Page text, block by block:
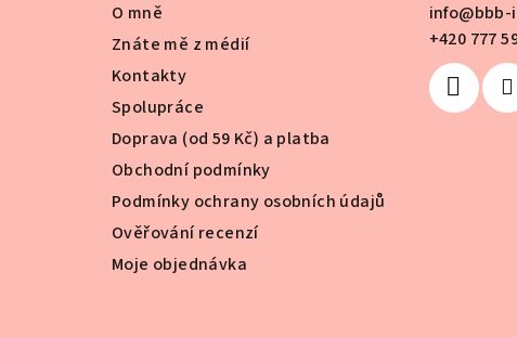
O mně
Znáte mě z médií
Kontakty
Spolupráce
Doprava (od 59 Kč) a platba
Obchodní podmínky
Podmínky ochrany osobních údajů
Ověřování recenzí
Moje objednávka
info@
+420 777